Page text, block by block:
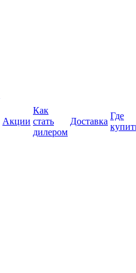
Акции
Как
стать
дилером
Доставка
Где